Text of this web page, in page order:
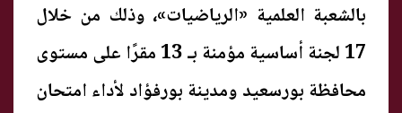
بالشعبة العلمية «الرياضيات»، وذلك من خلال
17 لجنة أساسية مؤمنة بـ 13 مقرًا على مستوى
محافظة بورسعيد ومدينة بورفؤاد لأداء امتحان